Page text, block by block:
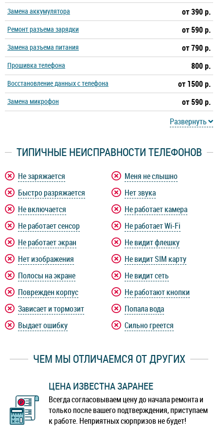
Замена аккумулятора от 390 р.
Ремонт разъема зарядки от 590 р.
Замена разъема питания от 790 р.
Прошивка телефона 800 р.
Восстановление данных с телефона от 1500 р.
Замена микрофон
от 590 р.
Развернуть
ТИПИЧНЫЕ НЕИСПРАВНОСТИ ТЕЛЕФОНОВ
Не заряжается
Быстро разряжается
Не включается
Не работает сенсор
Не работает экран
Нет изображения
Полосы на экране
Поврежден корпус
Зависает и тормозит
Выдает ошибку
Меня не слышно
Нет звука
Не работает камера
Не работает Wi-Fi
Не видит флешку
Не видит SIM карту
Не видит сеть
Не работают кнопки
Попала вода
Сильно греется
ЧЕМ МЫ ОТЛИЧАЕМСЯ ОТ ДРУГИХ
ЦЕНА ИЗВЕСТНА ЗАРАНЕЕ
Всегда согласовываем цену до начала ремонта и
только после вашего подтверждения, приступаем
к работе. Неприятных сюрпризов не будет!